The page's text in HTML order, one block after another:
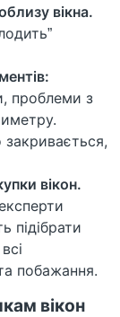
вікна.
проблеми з
закривається,
вікон.
підібрати
побажання.
вікон